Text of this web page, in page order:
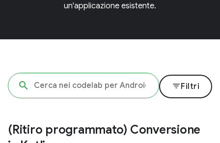
un'applicazione esistente.
filter_listFiltri
(Ritiro programmato) Conversione